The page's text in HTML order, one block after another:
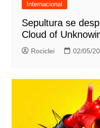
Internacional
Sepultura se
Cloud of
Rociclei 02/05/